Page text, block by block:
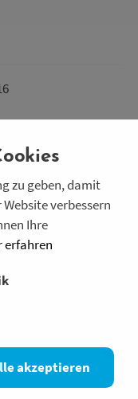
zu geben, damit
verbessern
Ihre
erfahren
akzeptieren